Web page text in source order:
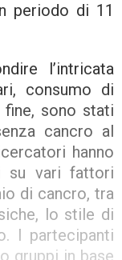
periodo di 11
l’intricata
consumo di
sono stati
cancro al
hanno
su vari fattori
di cancro, tra
lo stile di
I partecipanti
gruppi in base